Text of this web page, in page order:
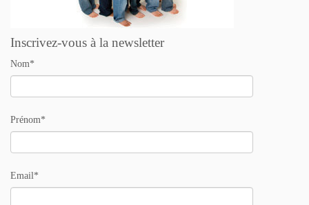
Inscrivez-vous à la newsletter
Nom*
Prénom*
Email*